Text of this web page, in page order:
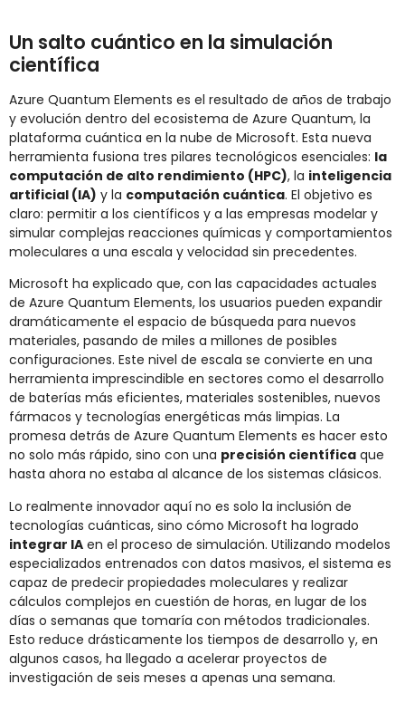
Un salto cuántico en la simulación
científica
Azure Quantum Elements es el resultado de años de trabajo
y evolución dentro del ecosistema de Azure Quantum, la
plataforma cuántica en la nube de Microsoft. Esta nueva
herramienta fusiona tres pilares tecnológicos esenciales: la
computación de alto rendimiento (HPC), la inteligencia
artificial (IA) y la computación cuántica. El objetivo es
claro: permitir a los científicos y a las empresas modelar y
simular complejas reacciones químicas y comportamientos
moleculares a una escala y velocidad sin precedentes.
Microsoft ha explicado que, con las capacidades actuales
de Azure Quantum Elements, los usuarios pueden expandir
dramáticamente el espacio de búsqueda para nuevos
materiales, pasando de miles a millones de posibles
configuraciones. Este nivel de escala se convierte en una
herramienta imprescindible en sectores como el desarrollo
de baterías más eficientes, materiales sostenibles, nuevos
fármacos y tecnologías energéticas más limpias. La
promesa detrás de Azure Quantum Elements es hacer esto
no solo más rápido, sino con una precisión científica que
hasta ahora no estaba al alcance de los sistemas clásicos.
Lo realmente innovador aquí no es solo la inclusión de
tecnologías cuánticas, sino cómo Microsoft ha logrado
integrar IA en el proceso de simulación. Utilizando modelos
especializados entrenados con datos masivos, el sistema es
capaz de predecir propiedades moleculares y realizar
cálculos complejos en cuestión de horas, en lugar de los
días o semanas que tomaría con métodos tradicionales.
Esto reduce drásticamente los tiempos de desarrollo y, en
algunos casos, ha llegado a acelerar proyectos de
investigación de seis meses a apenas una semana.